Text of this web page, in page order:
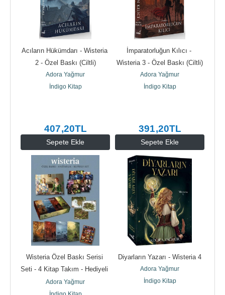
Sepete Ekle
Acıların Hükümdarı - Wisteria
2 - Özel Baskı (Ciltli)
Adora Yağmur
İndigo Kitap
407,20TL
Sepete Ekle
İmparatorluğun Kılıcı -
Wisteria 3 - Özel Baskı (Ciltli)
Adora Yağmur
İndigo Kitap
391,20TL
Wisteria Özel Baskı Serisi
Seti - 4 Kitap Takım - Hediyeli
Kutu (Ciltli)
Adora Yağmur
Diyarların Yazarı - Wisteria 4
Adora Yağmur
İndigo Kitap